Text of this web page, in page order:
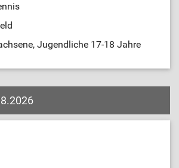
Jugendliche 17-18 Jahre